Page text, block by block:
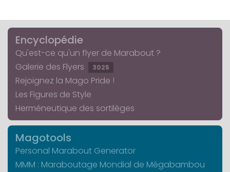
Encyclopédie
Qu'est-ce qu'un flyer de Marabout ?
Galerie des Flyers
3025
Rejoignez la Mago Pride !
Les Figures de Style
Herméneutique des sortilèges
Magotools
Personal Marabout Generator
MMM : Maraboutage Mondial de Mégabambou